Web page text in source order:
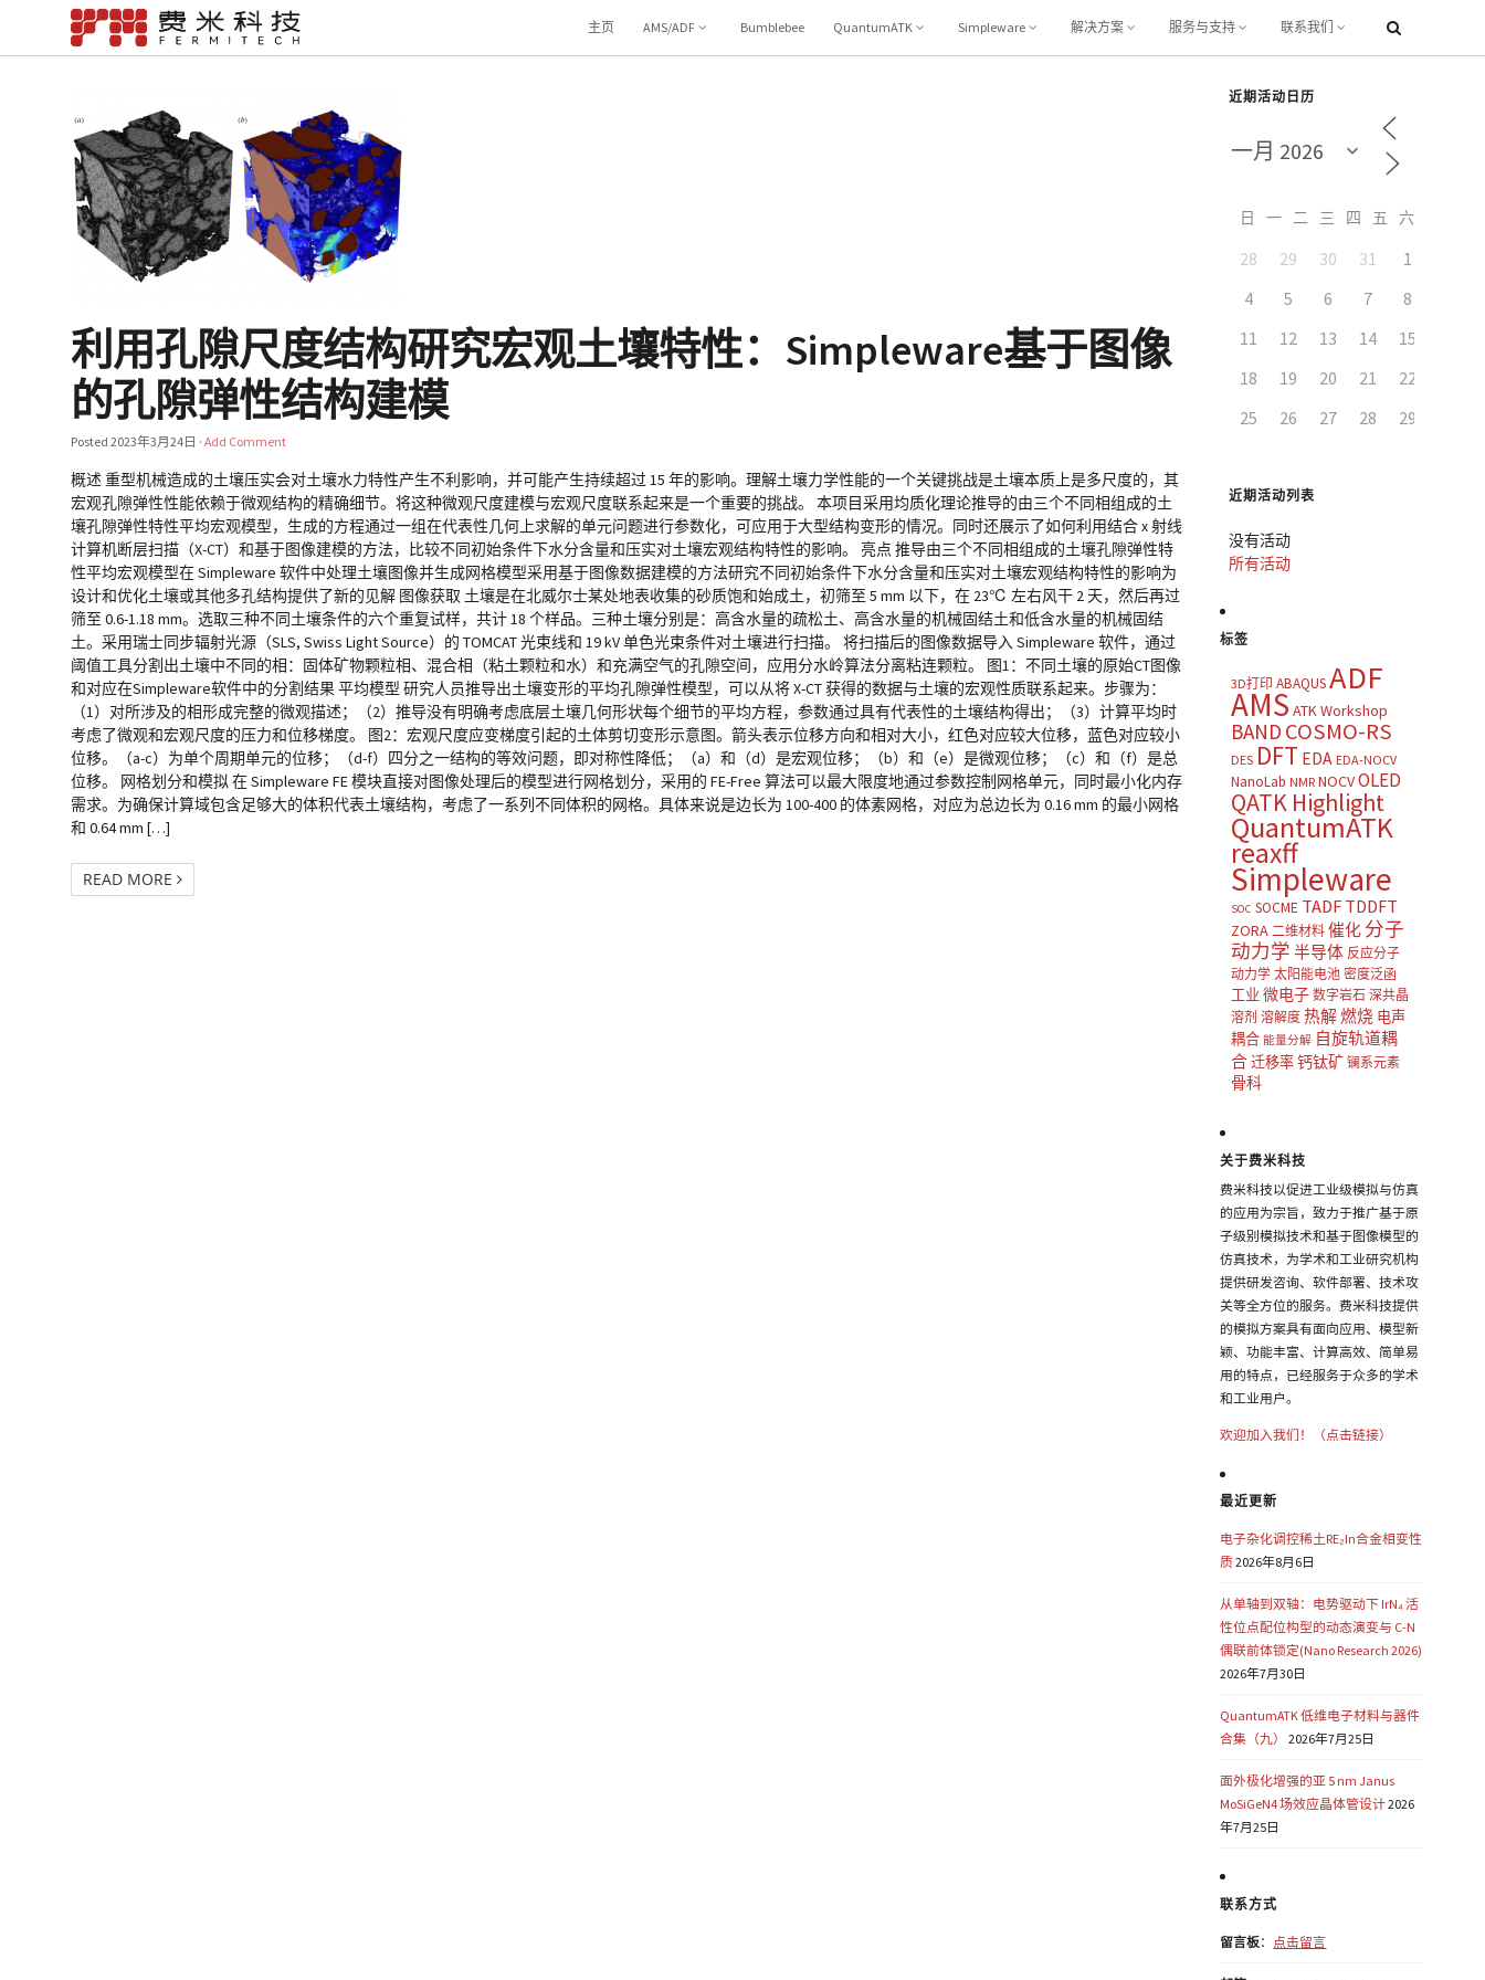
主页 AMS/ADF Bumblebee QuantumATK Simpleware 解决方案 服务与支持 联系我们
利用孔隙尺度结构研究宏观土壤特性：Simpleware基于图像
的孔隙弹性结构建模
Posted2023年3月24日 ·Add Comment
概述 重型机械造成的土壤压实会对土壤水力特性产生不利影响，并可能产生持续超过 15 年的影响。理解土壤力学性能的一个关键挑战是土壤本质上是多尺度的，其
宏观孔隙弹性性能依赖于微观结构的精确细节。将这种微观尺度建模与宏观尺度联系起来是一个重要的挑战。 本项目采用均质化理论推导的由三个不同相组成的土
壤孔隙弹性特性平均宏观模型，生成的方程通过一组在代表性几何上求解的单元问题进行参数化，可应用于大型结构变形的情况。同时还展示了如何利用结合 x 射线
计算机断层扫描（X-CT）和基于图像建模的方法，比较不同初始条件下水分含量和压实对土壤宏观结构特性的影响。 亮点 推导由三个不同相组成的土壤孔隙弹性特
性平均宏观模型在 Simpleware 软件中处理土壤图像并生成网格模型采用基于图像数据建模的方法研究不同初始条件下水分含量和压实对土壤宏观结构特性的影响为
设计和优化土壤或其他多孔结构提供了新的见解 图像获取 土壤是在北威尔士某处地表收集的砂质饱和始成土，初筛至 5 mm 以下，在 23℃ 左右风干 2 天，然后再过
筛至 0.6-1.18 mm。选取三种不同土壤条件的六个重复试样，共计 18 个样品。三种土壤分别是：高含水量的疏松土、高含水量的机械固结土和低含水量的机械固结
土。采用瑞士同步辐射光源（SLS, Swiss Light Source）的 TOMCAT 光束线和 19 kV 单色光束条件对土壤进行扫描。 将扫描后的图像数据导入 Simpleware 软件，通过
阈值工具分割出土壤中不同的相：固体矿物颗粒相、混合相（粘土颗粒和水）和充满空气的孔隙空间，应用分水岭算法分离粘连颗粒。 图1：不同土壤的原始CT图像
和对应在Simpleware软件中的分割结果 平均模型 研究人员推导出土壤变形的平均孔隙弹性模型，可以从将 X-CT 获得的数据与土壤的宏观性质联系起来。步骤为：
（1）对所涉及的相形成完整的微观描述；（2）推导没有明确考虑底层土壤几何形状每个细节的平均方程，参数通过具有代表性的土壤结构得出；（3）计算平均时
考虑了微观和宏观尺度的压力和位移梯度。 图2：宏观尺度应变梯度引起的土体剪切变形示意图。箭头表示位移方向和相对大小，红色对应较大位移，蓝色对应较小
位移。（a-c）为单个周期单元的位移；（d-f）四分之一结构的等效问题，即对称性降低；（a）和（d）是宏观位移；（b）和（e）是微观位移；（c）和（f）是总
位移。 网格划分和模拟 在 Simpleware FE 模块直接对图像处理后的模型进行网格划分，采用的 FE-Free 算法可以最大限度地通过参数控制网格单元，同时最小化内存
需求。为确保计算域包含足够大的体积代表土壤结构，考虑了一系列不同体积的网格。具体来说是边长为 100-400 的体素网格，对应为总边长为 0.16 mm 的最小网格
和 0.64 mm […]
READ MORE
近期活动日历
日 一 二 三 四 五
28 29 30 31 1
4
5 6 7 8
11
12 13 14 15
18
19 20 21 22
25
26 27 28 29
近期活动列表
没有活动
所有活动
标签
3D打印 ABAQUSADF
AMS ATK Workshop
BAND COSMO-RS
DES DFT EDA EDA-NOCV
NanoLab NMR NOCVOLED
QATK Highlight
QuantumATK
reaxff
Simpleware
SOC SOCME TADF TDDFT
ZORA 二维材料 催化 分子
动力学 半导体 反应分子
动力学 太阳能电池 密度泛函
工业 微电子 数字岩石 深共晶
溶剂 溶解度 热解燃烧 电声
耦合 能量分解 自旋轨道耦
合迁移率钙钛矿 镧系元素
骨科
关于费米科技
费米科技以促进工业级模拟与仿真
的应用为宗旨，致力于推广基于原
子级别模拟技术和基于图像模型的
仿真技术，为学术和工业研究机构
提供研发咨询、软件部署、技术攻
关等全方位的服务。费米科技提供
的模拟方案具有面向应用、模型新
颖、功能丰富、计算高效、简单易
用的特点，已经服务于众多的学术
和工业用户。
欢迎加入我们！（点击链接）
最近更新
电子杂化调控稀土RE₂In合金相变性
质2026年8月6日
从单轴到双轴：电势驱动下 IrN₄ 活
性位点配位构型的动态演变与 C-N
偶联前体锁定(Nano Research 2026)
2026年7月30日
QuantumATK 低维电子材料与器件
合集（九）
2026年7月25日
面外极化增强的亚 5 nm Janus
MoSiGeN4 场效应晶体管设计2026
年7月25日
联系方式
留言板： 点击留言